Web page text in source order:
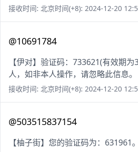
接收时间: 北京时间(+8): 2024-12-20
@10691784
【伊对】验证码：733621(有效期
人，如非本人操作，请忽略此信息。
接收时间: 北京时间(+8): 2024-12-20
@503515837154
【柚子街】您的验证码为：631961。